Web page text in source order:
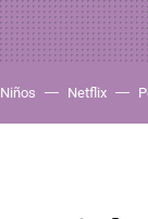
Niños Netflix